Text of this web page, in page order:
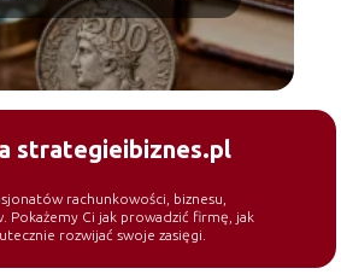
strategieibiznes.pl
rachunkowości, biznesu,
Pokażemy Ci jak prowadzić firmę, jak
rozwijać swoje zasięgi.